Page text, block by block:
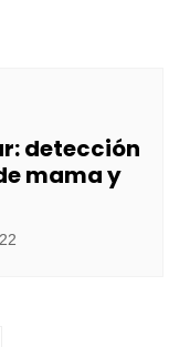
detección
mama y